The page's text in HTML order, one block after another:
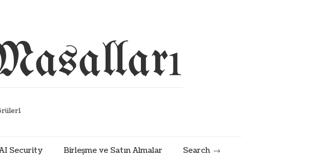
Security Birleşme ve Satın Almalar Search